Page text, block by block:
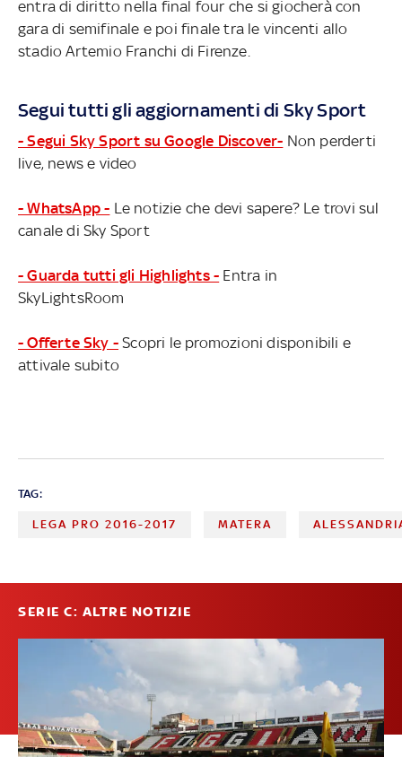
entra di diritto nella final four che si giocherà con
gara di semifinale e poi finale tra le vincenti allo
stadio Artemio Franchi di Firenze.
Segui tutti gli aggiornamenti di Sky Sport
- Segui Sky Sport su Google Discover- Non perderti
live, news e video
- WhatsApp - Le notizie che devi sapere? Le trovi sul
canale di Sky Sport
- Guarda tutti gli Highlights - Entra in
SkyLightsRoom
- Offerte Sky - Scopri le promozioni disponibili e
attivale subito
TAG:
LEGA PRO 2016-2017 MATERA
SERIE C: ALTRE NOTIZIE